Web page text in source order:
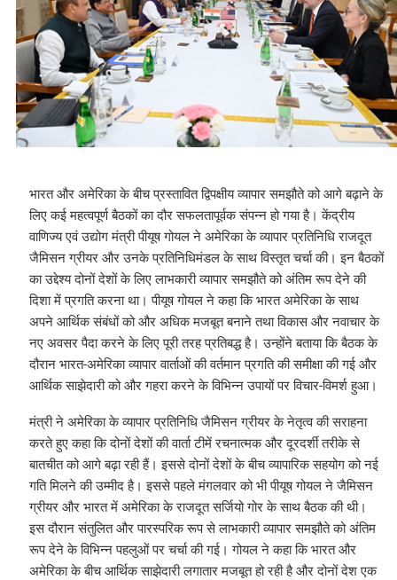
भारत और अमेरिका के बीच प्रस्तावित द्विपक्षीय व्यापार समझौते को आगे बढ़ाने के
लिए कई महत्वपूर्ण बैठकों का दौर सफलतापूर्वक संपन्न हो गया है। केंद्रीय
वाणिज्य एवं उद्योग मंत्री पीयूष गोयल ने अमेरिका के व्यापार प्रतिनिधि राजदूत
जैमिसन ग्रीयर और उनके प्रतिनिधिमंडल के साथ विस्तृत चर्चा की। इन बैठकों
का उद्देश्य दोनों देशों के लिए लाभकारी व्यापार समझौते को अंतिम रूप देने की
दिशा में प्रगति करना था। पीयूष गोयल ने कहा कि भारत अमेरिका के साथ
अपने आर्थिक संबंधों को और अधिक मजबूत बनाने तथा विकास और नवाचार के
नए अवसर पैदा करने के लिए पूरी तरह प्रतिबद्ध है। उन्होंने बताया कि बैठक के
दौरान भारत-अमेरिका व्यापार वार्ताओं की वर्तमान प्रगति की समीक्षा की गई और
आर्थिक साझेदारी को और गहरा करने के विभिन्न उपायों पर विचार-विमर्श हुआ।
मंत्री ने अमेरिका के व्यापार प्रतिनिधि जैमिसन ग्रीयर के नेतृत्व की सराहना
करते हुए कहा कि दोनों देशों की वार्ता टीमें रचनात्मक और दूरदर्शी तरीके से
बातचीत को आगे बढ़ा रही हैं। इससे दोनों देशों के बीच व्यापारिक सहयोग को नई
गति मिलने की उम्मीद है। इससे पहले मंगलवार को भी पीयूष गोयल ने जैमिसन
ग्रीयर और भारत में अमेरिका के राजदूत सर्जियो गोर के साथ बैठक की थी।
इस दौरान संतुलित और पारस्परिक रूप से लाभकारी व्यापार समझौते को अंतिम
रूप देने के विभिन्न पहलुओं पर चर्चा की गई। गोयल ने कहा कि भारत और
अमेरिका के बीच आर्थिक साझेदारी लगातार मजबूत हो रही है और दोनों देश एक